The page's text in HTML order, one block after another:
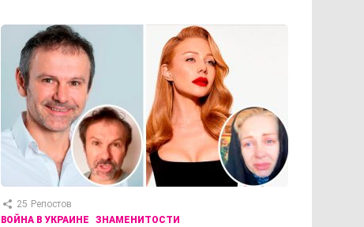
25 Репостов
ВОЙНА В УКРАИНЕ
ЗНАМЕНИТОСТИ